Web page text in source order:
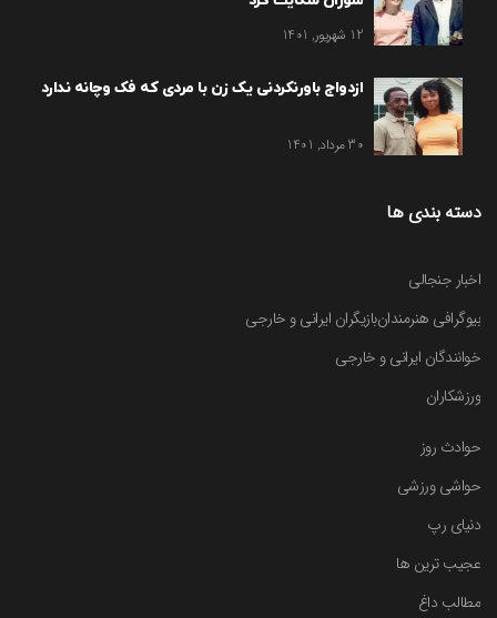
12 شهریور, 1401
ازدواج باورنکردنی یک زن با مردی که فک وچانه ندارد
30 مرداد, 1401
دسته بندی ها
اخبار جنجالی
بیوگرافی هنرمندانبازیگران ایرانی و خارجی
خوانندگان ایرانی و خارجی
ورزشکاران
حوادث روز
حواشی ورزشی
دنیای رپ
عجیب ترین ها
مطالب داغ